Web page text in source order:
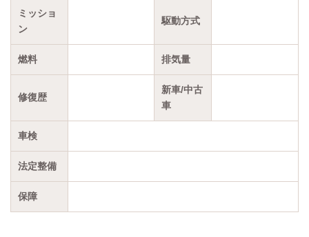
ミッショ
ン
駆動方式
燃料 排気量
修復歴
新車/中古
車
車検
法定整備
保障